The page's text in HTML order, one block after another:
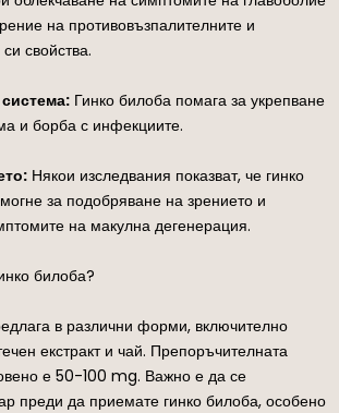
на противовъзпалителните и
свойства.
Гинко билоба помага за укрепване
и борба с инфекциите.
Някои изследвания показват, че гинко
за подобряване на зрението и
на макулна дегенерация.
билоба?
в различни форми, включително
екстракт и чай. Препоръчителната
е 50-100 mg. Важно е да се
преди да приемате гинко билоба, особено